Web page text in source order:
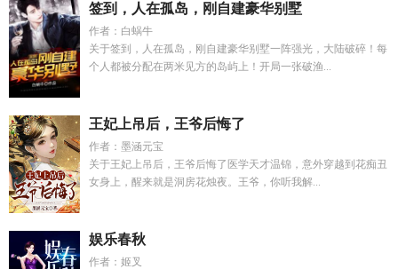
签到，人在孤岛，刚自建豪华别墅
作者：白蜗牛
关于签到，人在孤岛，刚自建豪华别墅一阵强光，大陆破碎！每
个人都被分配在两米见方的岛屿上！开局一张破渔...
王妃上吊后，王爷后悔了
作者：墨涵元宝
关于王妃上吊后，王爷后悔了医学天才温锦，意外穿越到花痴丑
女身上，醒来就是洞房花烛夜。王爷，你听我解...
娱乐春秋
作者：姬叉